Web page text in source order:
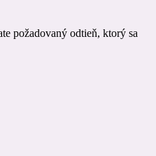
požadovaný odtieň, ktorý sa